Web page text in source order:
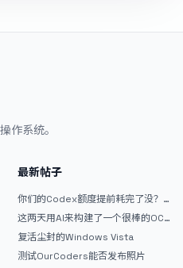
作系统。
最新帖子
你们的Codex额度提前耗完了没？
戒断反应如何？
这两天用AI来构建了一个很棒的OC
论坛精华区
复活尘封的Windows Vista
测试OurCoders能否发布照片